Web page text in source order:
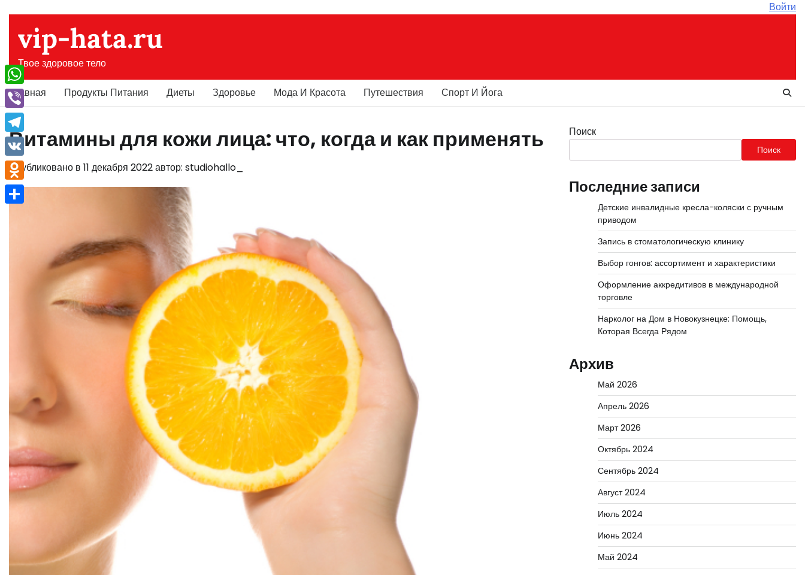
содержимому
Войти
vip-hata.ru
Твое здоровое тело
Главная Продукты Питания Диеты Здоровье Мода И Красота Путешествия Спорт И Йога
Витамины для кожи лица: что, когда и как применять
Опубликовано в 11 декабря 2022автор: studiohallo_
Поиск
Поиск
Последние записи
Детские инвалидные кресла-коляски с ручным
приводом
Запись в стоматологическую клинику
Выбор гонгов: ассортимент и характеристики
Оформление аккредитивов в международной
торговле
Нарколог на Дом в Новокузнецке: Помощь,
Которая Всегда Рядом
Архив
Май 2026
Апрель 2026
Март 2026
Октябрь 2024
Сентябрь 2024
Август 2024
Июль 2024
Июнь 2024
Май 2024
WhatsApp
Viber
Telegram
VK
Odnoklassniki